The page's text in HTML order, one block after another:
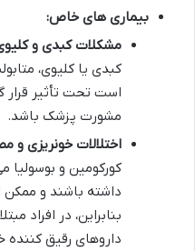
بیماری های خاص:
مشکلات کبدی و
کبدی یا کلیوی،
است تحت تأثیر قرار
مشورت پزشک باشد.
اختلالات خونریزی و
کورکومین و
داشته باشند و
بنابراین، در افراد
داروهای رقیق کننده